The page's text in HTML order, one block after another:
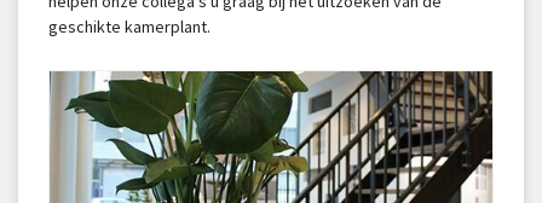
geschikte kamerplant.